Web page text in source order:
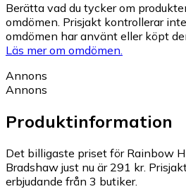
Berätta vad du tycker om
omdömen. Prisjakt kontrollerar
omdömen har använt eller köpt
Läs mer om omdömen.
Annons
Annons
Produktinformation
Det billigaste priset för Rainbow
Bradshaw just nu är 291 kr.
erbjudande från 3 butiker.